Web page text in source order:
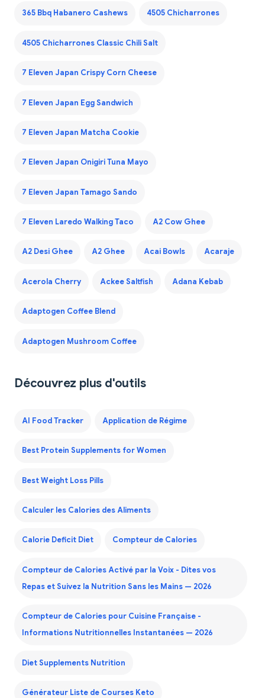
365 Bbq Habanero Cashews 4505 Chicharrones
4505 Chicharrones Classic Chili Salt
7 Eleven Japan Crispy Corn Cheese
7 Eleven Japan Egg Sandwich
7 Eleven Japan Matcha Cookie
7 Eleven Japan Onigiri Tuna Mayo
7 Eleven Japan Tamago Sando
7 Eleven Laredo Walking Taco A2 Cow Ghee
A2 Desi Ghee A2 Ghee Acai Bowls Acaraje
Acerola Cherry Ackee Saltfish Adana Kebab
Adaptogen Coffee Blend
Adaptogen Mushroom Coffee
Découvrez plus d'outils
AI Food Tracker Application de Régime
Best Protein Supplements for Women
Best Weight Loss Pills
Calculer les Calories des Aliments
Calorie Deficit Diet Compteur de Calories
Compteur de Calories Activé par la Voix - Dites vos
Repas et Suivez la Nutrition Sans les Mains — 2026
Compteur de Calories pour Cuisine Française -
Informations Nutritionnelles Instantanées — 2026
Diet Supplements Nutrition
Générateur Liste de Courses Keto